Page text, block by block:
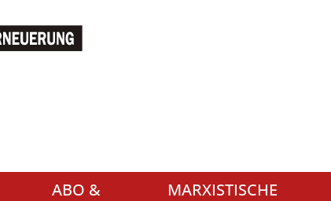
ABO &
MARXISTISCHE